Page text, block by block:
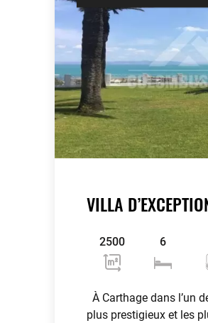
2500 6
À Carthage dans l’un
plus prestigieux et les